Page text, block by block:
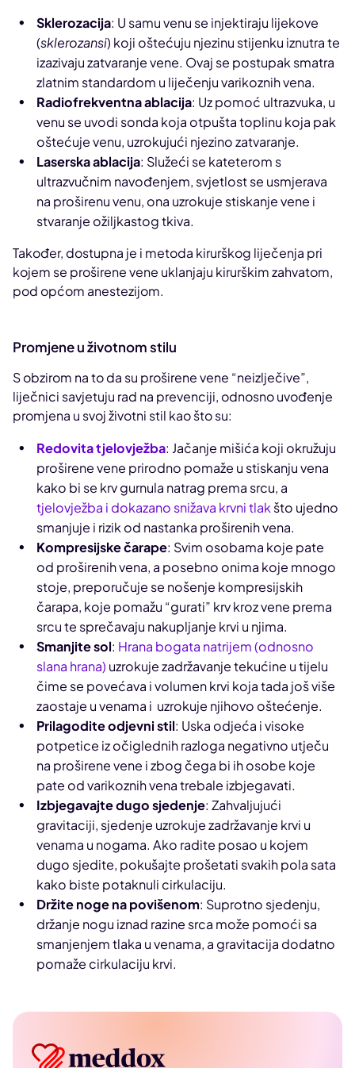
Sklerozacija: U samu venu se injektiraju lijekove
(sklerozansi) koji oštećuju njezinu stijenku iznutra te
izazivaju zatvaranje vene. Ovaj se postupak smatra
zlatnim standardom u liječenju varikoznih vena.
Radiofrekventna ablacija: Uz pomoć ultrazvuka, u
venu se uvodi sonda koja otpušta toplinu koja pak
oštećuje venu, uzrokujući njezino zatvaranje.
Laserska ablacija: Služeći se kateterom s
ultrazvučnim navođenjem, svjetlost se usmjerava
na proširenu venu, ona uzrokuje stiskanje vene i
stvaranje ožiljkastog tkiva.
Također, dostupna je i metoda kirurškog liječenja pri
kojem se proširene vene uklanjaju kirurškim zahvatom,
pod općom anestezijom.
Promjene u životnom stilu
S obzirom na to da su proširene vene “neizlječive”,
liječnici savjetuju rad na prevenciji, odnosno uvođenje
promjena u svoj životni stil kao što su:
Redovita tjelovježba: Jačanje mišića koji okružuju
proširene vene prirodno pomaže u stiskanju vena
kako bi se krv gurnula natrag prema srcu, a
tjelovježba i dokazano snižava krvni tlak što ujedno
smanjuje i rizik od nastanka proširenih vena.
Kompresijske čarape: Svim osobama koje pate
od proširenih vena, a posebno onima koje mnogo
stoje, preporučuje se nošenje kompresijskih
čarapa, koje pomažu “gurati” krv kroz vene prema
srcu te sprečavaju nakupljanje krvi u njima.
Smanjite sol: Hrana bogata natrijem (odnosno
slana hrana) uzrokuje zadržavanje tekućine u tijelu
čime se povećava i volumen krvi koja tada još više
zaostaje u venama i uzrokuje njihovo oštećenje.
Prilagodite odjevni stil: Uska odjeća i visoke
potpetice iz očiglednih razloga negativno utječu
na proširene vene i zbog čega bi ih osobe koje
pate od varikoznih vena trebale izbjegavati.
Izbjegavajte dugo sjedenje: Zahvaljujući
gravitaciji, sjedenje uzrokuje zadržavanje krvi u
venama u nogama. Ako radite posao u kojem
dugo sjedite, pokušajte prošetati svakih pola sata
kako biste potaknuli cirkulaciju.
Držite noge na povišenom: Suprotno sjedenju,
držanje nogu iznad razine srca može pomoći sa
smanjenjem tlaka u venama, a gravitacija dodatno
pomaže cirkulaciju krvi.